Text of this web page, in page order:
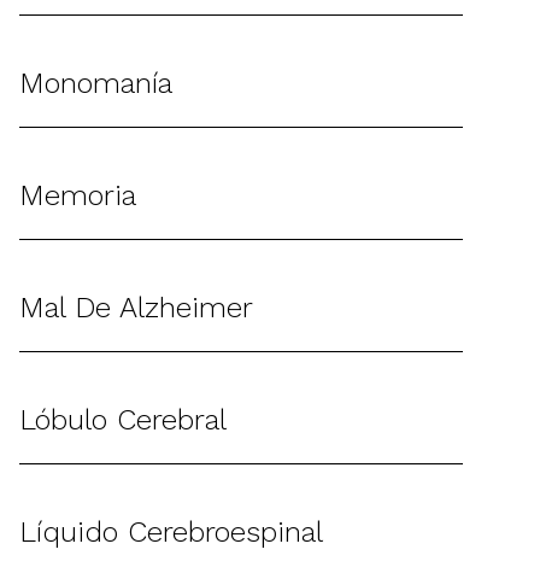
Monomanía
Memoria
Mal De Alzheimer
Lóbulo Cerebral
Líquido Cerebroespinal